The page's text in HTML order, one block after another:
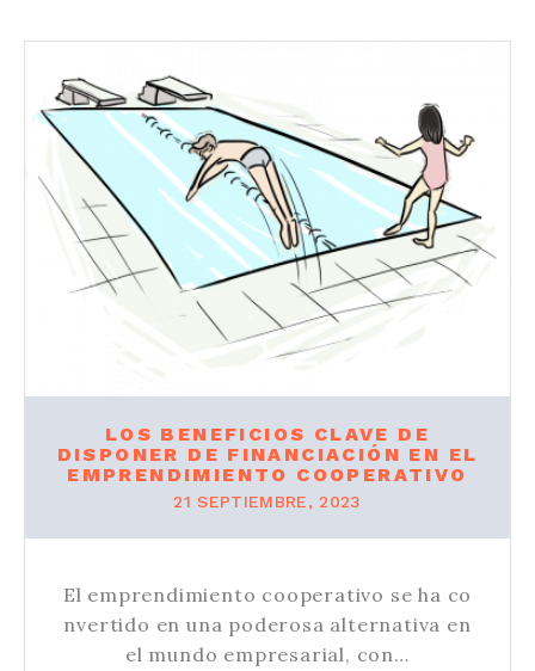
LOS BENEFICIOS CLAVE DE
DISPONER DE FINANCIACIÓN EN EL
EMPRENDIMIENTO COOPERATIVO
21 SEPTIEMBRE, 2023
El emprendimiento cooperativo se ha co
nvertido en una poderosa alternativa en
el mundo empresarial, con…